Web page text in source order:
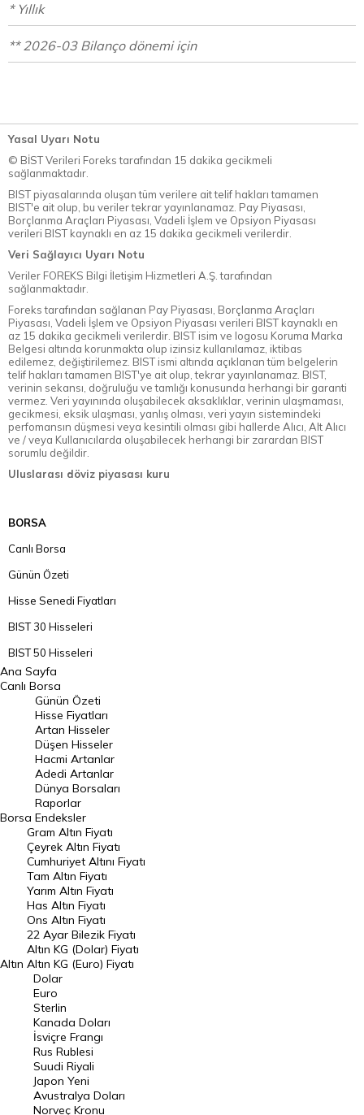
* Yıllık
** 2026-03 Bilanço dönemi için
Yasal Uyarı Notu
© BİST Verileri Foreks tarafından 15 dakika gecikmeli
sağlanmaktadır.
BIST piyasalarında oluşan tüm verilere ait telif hakları tamamen
BIST'e ait olup, bu veriler tekrar yayınlanamaz. Pay Piyasası,
Borçlanma Araçları Piyasası, Vadeli İşlem ve Opsiyon Piyasası
verileri BIST kaynaklı en az 15 dakika gecikmeli verilerdir.
Veri Sağlayıcı Uyarı Notu
Veriler FOREKS Bilgi İletişim Hizmetleri A.Ş. tarafından
sağlanmaktadır.
Foreks tarafından sağlanan Pay Piyasası, Borçlanma Araçları
Piyasası, Vadeli İşlem ve Opsiyon Piyasası verileri BIST kaynaklı en
az 15 dakika gecikmeli verilerdir. BIST isim ve logosu Koruma Marka
Belgesi altında korunmakta olup izinsiz kullanılamaz, iktibas
edilemez, değiştirilemez. BIST ismi altında açıklanan tüm belgelerin
telif hakları tamamen BIST'ye ait olup, tekrar yayınlanamaz. BIST,
verinin sekansı, doğruluğu ve tamlığı konusunda herhangi bir garanti
vermez. Veri yayınında oluşabilecek aksaklıklar, verinin ulaşmaması,
gecikmesi, eksik ulaşması, yanlış olması, veri yayın sistemindeki
perfomansın düşmesi veya kesintili olması gibi hallerde Alıcı, Alt Alıcı
ve / veya Kullanıcılarda oluşabilecek herhangi bir zarardan BIST
sorumlu değildir.
Uluslarası döviz piyasası kuru
BORSA
Canlı Borsa
Günün Özeti
Hisse Senedi Fiyatları
BIST 30 Hisseleri
BIST 50 Hisseleri
BIST 100 Hisseleri
En Çok Artan Hisseler
En Çok Düşen Hisseler
Hacmi Artanlar
Geçmiş Kapanışlar
Dünya Borsaları
Raporlar
Endeksler
DÖVİZ
Döviz Kuru
Dolar Kuru
Euro Kuru
Pound Kuru
Frank Kuru
Riyal Kuru
Avustralya Doları
Danimarka Kronu Kuru
Ana Sayfa
Canlı Borsa
Borsa
Günün Özeti
Hisse Fiyatları
Artan Hisseler
Düşen Hisseler
Hacmi Artanlar
Adedi Artanlar
Dünya Borsaları
Raporlar
Endeksler
Altın
Gram Altın Fiyatı
Çeyrek Altın Fiyatı
Cumhuriyet Altını Fiyatı
Tam Altın Fiyatı
Yarım Altın Fiyatı
Has Altın Fiyatı
Ons Altın Fiyatı
22 Ayar Bilezik Fiyatı
Altın KG (Dolar) Fiyatı
Altın KG (Euro) Fiyatı
Dolar
Euro
Sterlin
Kanada Doları
İsviçre Frangı
Rus Rublesi
Suudi Riyali
Japon Yeni
Avustralya Doları
Norveç Kronu